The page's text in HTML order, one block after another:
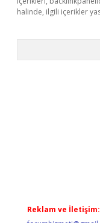
halinde, ilgili içerikler
Reklam ve İletişim: